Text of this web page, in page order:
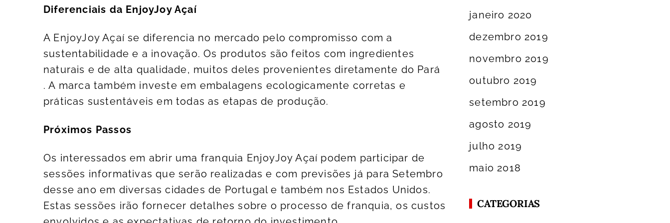
Diferenciais da EnjoyJoy Açaí
A EnjoyJoy Açaí se diferencia no mercado pelo compromisso com a
sustentabilidade e a inovação. Os produtos são feitos com ingredientes
naturais e de alta qualidade, muitos deles provenientes diretamente do Pará
. A marca também investe em embalagens ecologicamente corretas e
práticas sustentáveis em todas as etapas de produção.
Próximos Passos
Os interessados em abrir uma franquia EnjoyJoy Açaí podem participar de
sessões informativas que serão realizadas e com previsões já para Setembro
desse ano em diversas cidades de Portugal e também nos Estados Unidos.
Estas sessões irão fornecer detalhes sobre o processo de franquia, os custos
janeiro 2020
dezembro 2019
novembro 2019
outubro 2019
setembro 2019
agosto 2019
julho 2019
maio 2018
CATEGORIAS